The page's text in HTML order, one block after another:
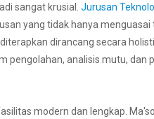
sangat krusial. Jurusan
yang tidak hanya menguasai
dirancang secara
pengolahan, analisis mutu, dan
modern dan lengkap.